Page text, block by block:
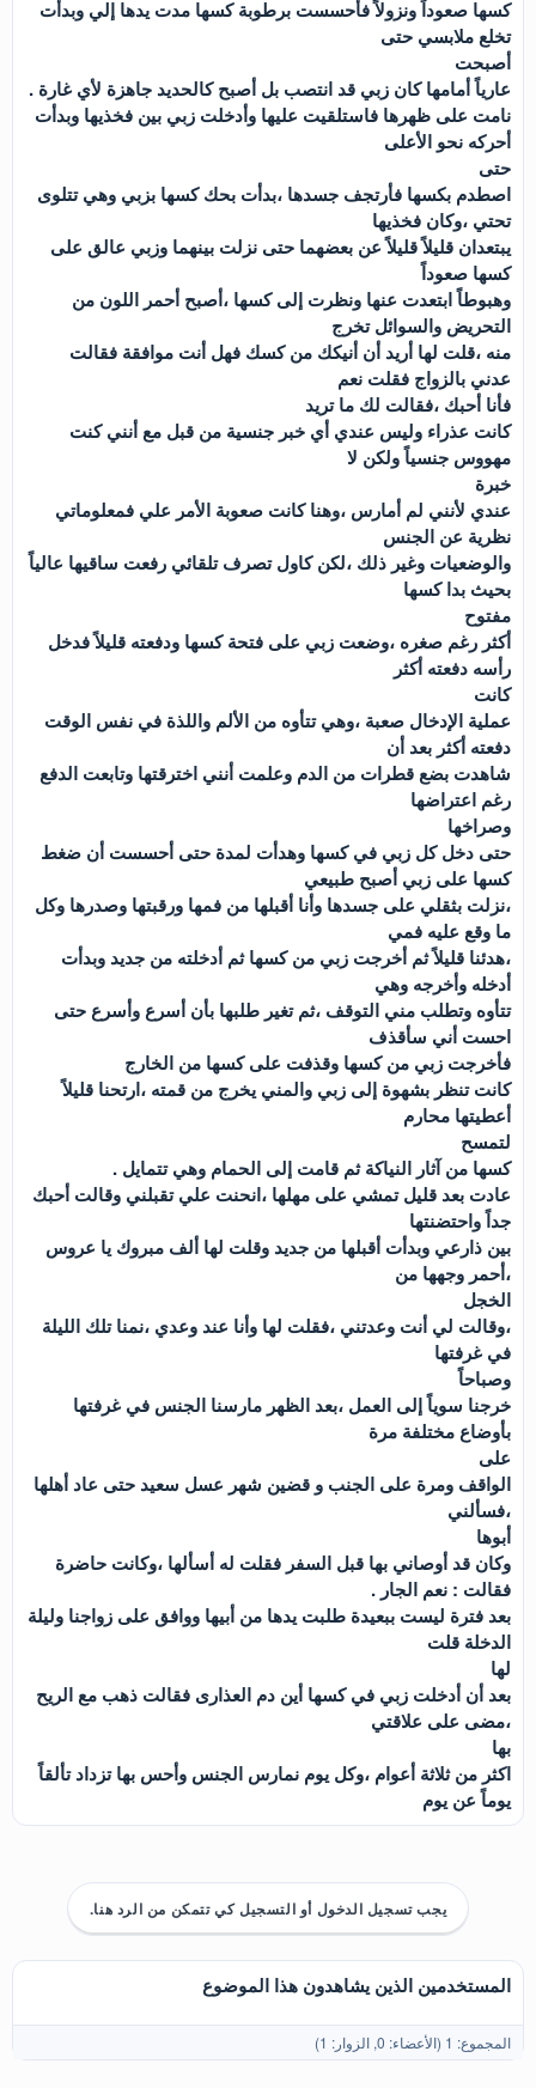
كسها صعوداً ونزولاً فأحسست برطوبة كسها مدت يدها إلي وبدأت
تخلع ملابسي حتى
أصبحت
عارياً أمامها كان زبي قد انتصب بل أصبح كالحديد جاهزة لأي غارة .
نامت على ظهرها فاستلقيت عليها وأدخلت زبي بين فخذيها وبدأت
أحركه نحو الأعلى
حتى
اصطدم بكسها فأرتجف جسدها ،بدأت بحك كسها بزبي وهي تتلوى
تحتي ،وكان فخذيها
يبتعدان قليلاً قليلاً عن بعضهما حتى نزلت بينهما وزبي عالق على
كسها صعوداً
وهبوطاً ابتعدت عنها ونظرت إلى كسها ،أصبح أحمر اللون من
التحريض والسوائل تخرج
منه ،قلت لها أريد أن أنيكك من كسك فهل أنت موافقة فقالت
عدني بالزواج فقلت نعم
فأنا أحبك ،فقالت لك ما تريد
كانت عذراء وليس عندي أي خبر جنسية من قبل مع أنني كنت
مهووس جنسياً ولكن لا
خبرة
عندي لأنني لم أمارس ،وهنا كانت صعوبة الأمر علي فمعلوماتي
نظرية عن الجنس
والوضعيات وغير ذلك ،لكن كاول تصرف تلقائي رفعت ساقيها عالياً
بحيث بدا كسها
مفتوح
أكثر رغم صغره ،وضعت زبي على فتحة كسها ودفعته قليلاً فدخل
رأسه دفعته أكثر
كانت
عملية الإدخال صعبة ،وهي تتأوه من الألم واللذة في نفس الوقت
دفعته أكثر بعد أن
شاهدت بضع قطرات من الدم وعلمت أنني اخترقتها وتابعت الدفع
رغم اعتراضها
وصراخها
حتى دخل كل زبي في كسها وهدأت لمدة حتى أحسست أن ضغط
كسها على زبي أصبح طبيعي
،نزلت بثقلي على جسدها وأنا أقبلها من فمها ورقبتها وصدرها وكل
ما وقع عليه فمي
،هدئنا قليلاً ثم أخرجت زبي من كسها ثم أدخلته من جديد وبدأت
أدخله وأخرجه وهي
تتأوه وتطلب مني التوقف ،ثم تغير طلبها بأن أسرع وأسرع حتى
احست أني سأقذف
فأخرجت زبي من كسها وقذفت على كسها من الخارج
كانت تنظر بشهوة إلى زبي والمني يخرج من قمته ،ارتحنا قليلاً
أعطيتها محارم
لتمسح
كسها من آثار النياكة ثم قامت إلى الحمام وهي تتمايل .
عادت بعد قليل تمشي على مهلها ،انحنت علي تقبلني وقالت أحبك
جداً واحتضنتها
بين ذارعي وبدأت أقبلها من جديد وقلت لها ألف مبروك يا عروس
،أحمر وجهها من
الخجل
،وقالت لي أنت وعدتني ،فقلت لها وأنا عند وعدي ،نمنا تلك الليلة
في غرفتها
وصباحاً
خرجنا سوياً إلى العمل ،بعد الظهر مارسنا الجنس في غرفتها
بأوضاع مختلفة مرة
على
الواقف ومرة على الجنب و قضين شهر عسل سعيد حتى عاد أهلها
،فسألني
أبوها
وكان قد أوصاني بها قبل السفر فقلت له أسألها ،وكانت حاضرة
فقالت : نعم الجار .
بعد فترة ليست ببعيدة طلبت يدها من أبيها ووافق على زواجنا وليلة
الدخلة قلت
لها
بعد أن أدخلت زبي في كسها أين دم العذارى فقالت ذهب مع الريح
،مضى على علاقتي
بها
اكثر من ثلاثة أعوام ،وكل يوم نمارس الجنس وأحس بها تزداد تألقاً
يوماً عن يوم
يجب تسجيل الدخول أو التسجيل كي تتمكن من الرد هنا.
المستخدمين الذين يشاهدون هذا الموضوع
المجموع: 1 (الأعضاء: 0, الزوار: 1)